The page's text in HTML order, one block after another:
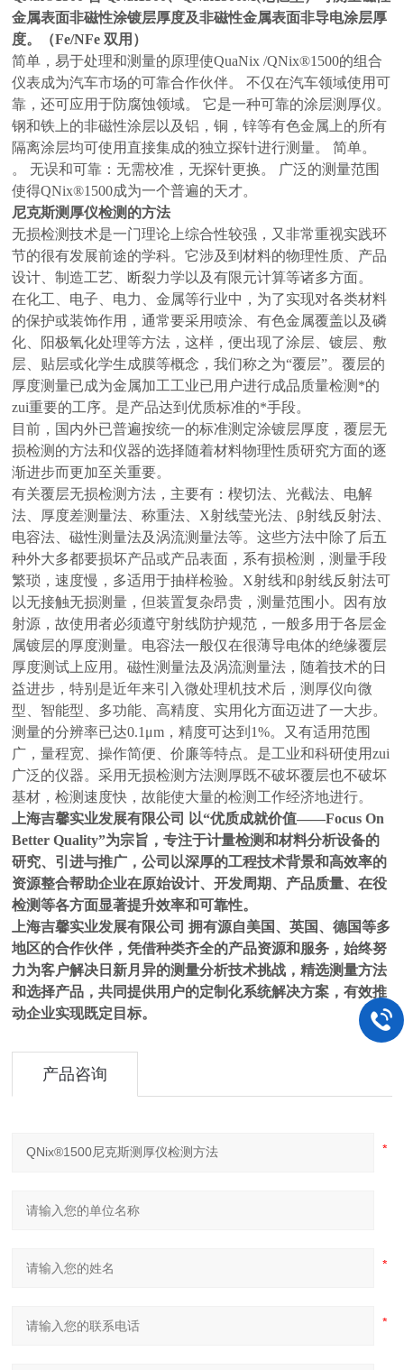
金属表面非磁性涂镀层厚度及非磁性金属表面非导电涂层厚
度。（Fe/NFe 双用）
简单，易于处理和测量的原理使QuaNix /QNix®1500的组合
仪表成为汽车市场的可靠合作伙伴。 不仅在汽车领域使用可
靠，还可应用于防腐蚀领域。 它是一种可靠的涂层测厚仪。
钢和铁上的非磁性涂层以及铝，铜，锌等有色金属上的所有
隔离涂层均可使用直接集成的独立探针进行测量。 简单。
。 无误和可靠：无需校准，无探针更换。 广泛的测量范围
使得QNix®1500成为一个普遍的天才。
尼克斯测厚仪检测的方法
无损检测技术是一门理论上综合性较强，又非常重视实践环
节的很有发展前途的学科。它涉及到材料的物理性质、产品
设计、制造工艺、断裂力学以及有限元计算等诸多方面。
在化工、电子、电力、金属等行业中，为了实现对各类材料
的保护或装饰作用，通常要采用喷涂、有色金属覆盖以及磷
化、阳极氧化处理等方法，这样，便出现了涂层、镀层、敷
层、贴层或化学生成膜等概念，我们称之为“覆层”。覆层的
厚度测量已成为金属加工工业已用户进行成品质量检测*的
zui重要的工序。是产品达到优质标准的*手段。
目前，国内外已普遍按统一的标准测定涂镀层厚度，覆层无
损检测的方法和仪器的选择随着材料物理性质研究方面的逐
渐进步而更加至关重要。
有关覆层无损检测方法，主要有：楔切法、光截法、电解
法、厚度差测量法、称重法、X射线莹光法、β射线反射法、
电容法、磁性测量法及涡流测量法等。这些方法中除了后五
种外大多都要损坏产品或产品表面，系有损检测，测量手段
繁琐，速度慢，多适用于抽样检验。X射线和β射线反射法可
以无接触无损测量，但装置复杂昂贵，测量范围小。因有放
射源，故使用者必须遵守射线防护规范，一般多用于各层金
属镀层的厚度测量。电容法一般仅在很薄导电体的绝缘覆层
厚度测试上应用。磁性测量法及涡流测量法，随着技术的日
益进步，特别是近年来引入微处理机技术后，测厚仪向微
型、智能型、多功能、高精度、实用化方面迈进了一大步。
测量的分辨率已达0.1μm，精度可达到1%。又有适用范围
广，量程宽、操作简便、价廉等特点。是工业和科研使用zui
广泛的仪器。采用无损检测方法测厚既不破坏覆层也不破坏
基材，检测速度快，故能使大量的检测工作经济地进行。
上海吉馨实业发展有限公司 以“优质成就价值——Focus On
Better Quality”为宗旨，专注于计量检测和材料分析设备的
研究、引进与推广，公司以深厚的工程技术背景和高效率的
资源整合帮助企业在原始设计、开发周期、产品质量、在役
检测等各方面显著提升效率和可靠性。
上海吉馨实业发展有限公司 拥有源自美国、英国、德国等多
地区的合作伙伴，凭借种类齐全的产品资源和服务，始终努
力为客户解决日新月异的测量分析技术挑战，精选测量方法
和选择产品，共同提供用户的定制化系统解决方案，有效推
动企业实现既定目标。
产品咨询